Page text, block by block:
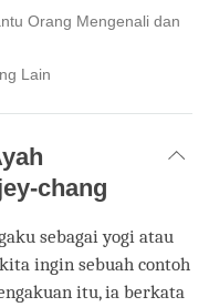
Orang Mengenali dan
Lain
chang
sebagai yogi atau
ingin sebuah contoh
itu, ia berkata